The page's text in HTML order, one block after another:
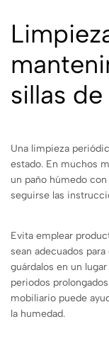
sillas
Una limpieza
estado. En muchos
un paño húmedo
seguirse las
Evita emplear
sean adecuados
guárdalos en un
periodos
mobiliario puede
la humedad.